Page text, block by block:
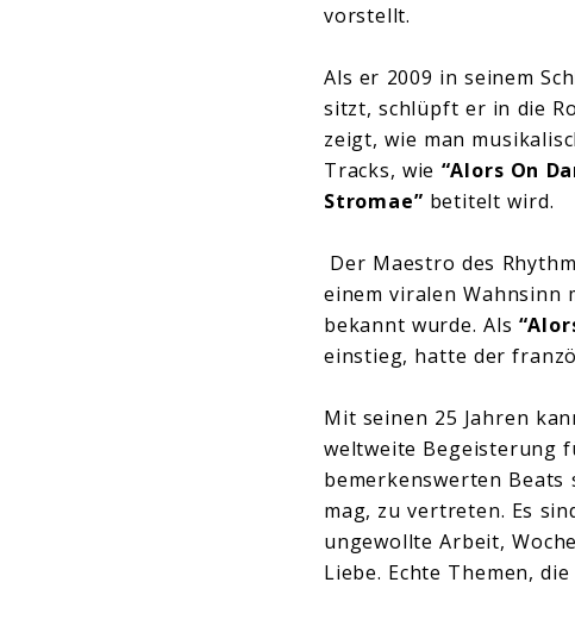
vorstellt.
Als er 2009 in seinem
sitzt, schlüpft er in die
zeigt, wie man
Tracks, wie “Alors On
Stromae” betitelt wird.
Der Maestro des
einem viralen Wahnsinn
bekannt wurde. Als
einstieg, hatte der
Mit seinen 25 Jahren
weltweite Begeisterung
bemerkenswerten Beats
mag, zu vertreten. Es
ungewollte Arbeit,
Liebe. Echte Themen,